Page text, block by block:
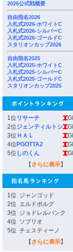
2026公式戦概要
自由指名2026
入札式2026-ホワイトC
入札式2026-シルバーC
入札式2026-ゴールドC
スタリオンカップ2026
自由指名2025
入札式2025-ホワイトC
入札式2025-シルバーC
入札式2025-ゴールドC
スタリオンカップ2025
1位 リサーチ
GI
2位ジェンティルトシ
GI
3位 ＨＡＬ
GI
4位 PGOTTA2
GI
5位 しのくん
GI
【 さらに表示】
1位 ジャンゴッド
2位 エルドボルグ
3位 ジョドレルバンク
4位 ソブリオ
5位 チェスティーノ
【 さらに表示】